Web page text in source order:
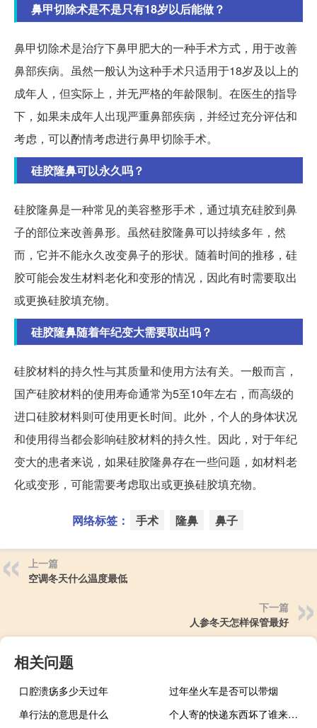
鼻甲切除术是不是只有18岁以后能做？
鼻甲切除术是治疗下鼻甲肥大的一种手术方式，用于改善
鼻部疾病。虽然一般认为这种手术只适用于18岁及以上的
成年人，但实际上，并无严格的年龄限制。在医生的指导
下，如果未成年人出现严重鼻部疾病，并经过充分评估和
考虑，可以酌情考虑进行鼻甲切除手术。
硅胶隆鼻可以永久吗？
硅胶隆鼻是一种常见的美容整形手术，通过填充硅胶到鼻
子的部位来改善鼻形。虽然硅胶隆鼻可以持续多年，然
而，它并不能永久改变鼻子的形状。随着时间的推移，硅
胶可能会发生材料老化和变形的情况，因此有时需要取出
或更换硅胶填充物。
硅胶隆鼻随着年纪变大需要取出吗？
硅胶材料的持久性与其质量和使用方法有关。一般而言，
国产硅胶材料的使用寿命通常为5至10年左右，而高级的
进口硅胶材料则可使用更长时间。此外，个人的身体状况
和使用得当都会影响硅胶材料的持久性。因此，对于年纪
变大的患者来说，如果硅胶隆鼻存在一些问题，如材料老
化或变形，可能需要考虑取出或更换硅胶填充物。
网络标签： 手术 隆鼻 鼻子
上一篇
空调冬天什么温度最低
下一篇
人参冬天怎样保管最好
相关问题
口腔溃疡多少天过年
过年坐火车是否可以带烟
单行法的意思是什么
个人寄的快递东西坏了谁来赔偿